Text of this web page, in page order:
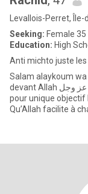
Levallois-Perret,
Seeking: Female 35
Education: High
Anti michto juste
Salam alaykoum wa
devant Allah عز وجل que ma démarche est sincère et qu’elle a
pour unique objectif
Qu’Allah facilite à